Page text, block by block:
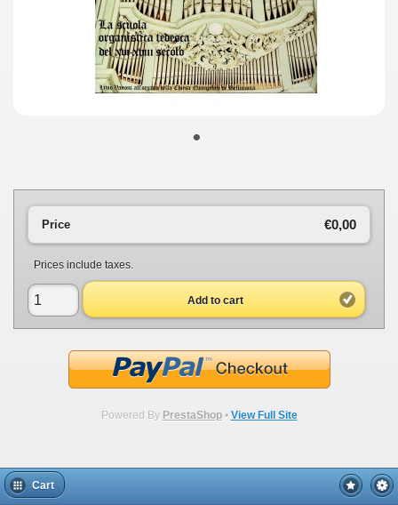
•
€0,00
Price
Prices include taxes.
Add to cart
Powered By PrestaShop• View Full Site
Cart